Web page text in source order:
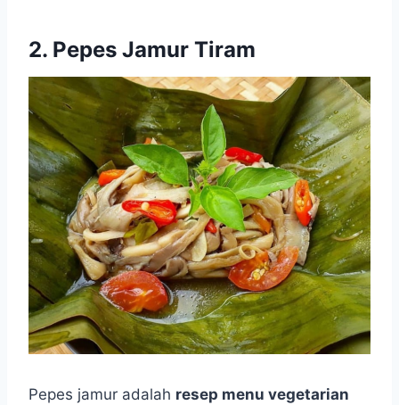
2. Pepes Jamur Tiram
Pepes jamur adalah resep menu vegetarian